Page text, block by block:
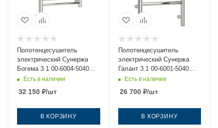
Полотенцесушитель
электрический Сунержа
Богема 3.1 00-6004-5040
40х50 нержавеющая сталь
Есть в наличии
32 150 ₽/шт
В КОРЗИНУ
Полотенцесушитель
электрический Сунержа
Галант 3.1 00-6001-5040
40х50 нержавеющая сталь
Есть в наличии
26 700₽/шт
В КОРЗИНУ